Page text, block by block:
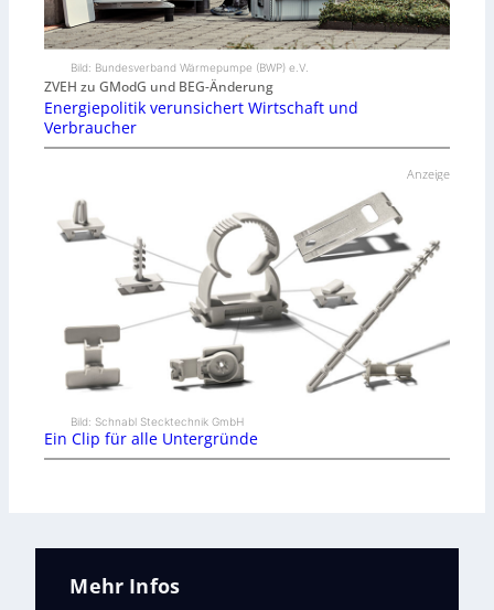
Bild: Bundesverband Wärmepumpe (BWP) e.V.
ZVEH zu GModG und BEG-Änderung
Energiepolitik verunsichert Wirtschaft und
Verbraucher
Anzeige
Bild: Schnabl Stecktechnik GmbH
Ein Clip für alle Untergründe
Mehr Infos